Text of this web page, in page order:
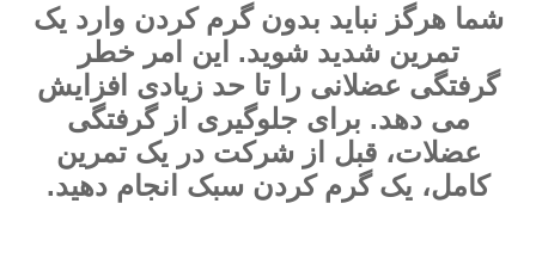
شما هرگز نباید بدون گرم کردن وارد یک
تمرین شدید شوید. این امر خطر
گرفتگی عضلانی را تا حد زیادی افزایش
می دهد. برای جلوگیری از گرفتگی
عضلات، قبل از شرکت در یک تمرین
کامل، یک گرم کردن سبک انجام دهید.